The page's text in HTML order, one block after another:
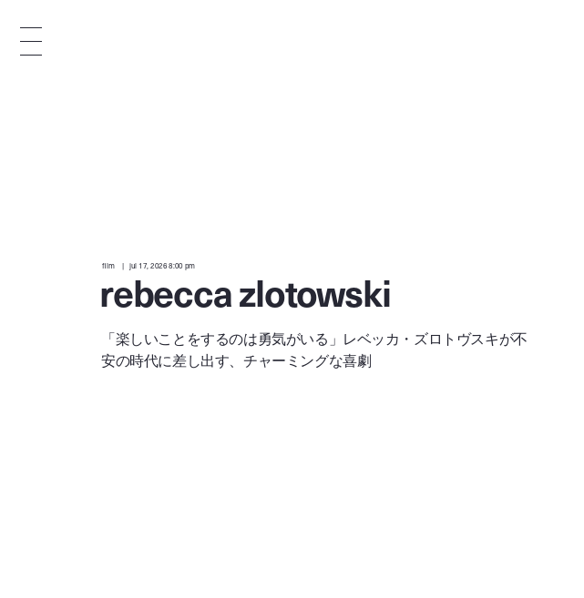
t
s
film jul 17, 2026 8:00 pm
rebecca zlotowski
「楽しいことをするのは勇気がいる」レベッカ・ズロトヴスキが不
安の時代に差し出す、チャーミングな喜劇